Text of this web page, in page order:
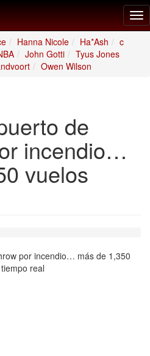
Hanna Nicole Ha*Ash
c
John Gotti
Tyus Jones
Owen Wilson
de
incendio…
vuelos